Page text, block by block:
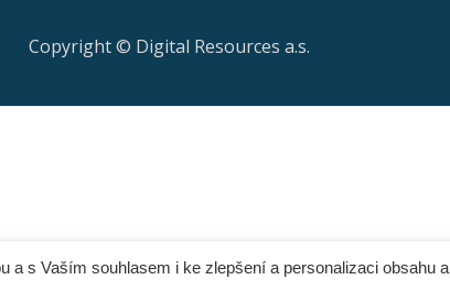
Copyright © Digital Resources a.s.
s Vaším souhlasem i ke zlepšení a personalizaci obsahu a